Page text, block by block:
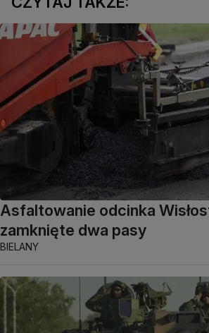
Asfaltowanie odcinka
zamknięte dwa pasy
BIELANY